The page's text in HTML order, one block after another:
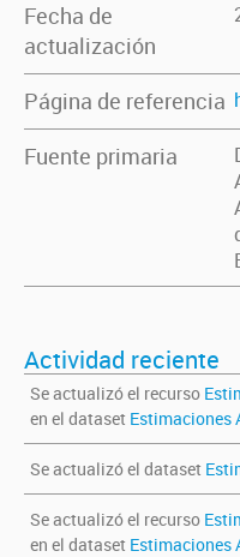
Fecha de
actualización
Página de referencia
Fuente primaria
Actividad reciente
Se actualizó el recurso
en el dataset Estimaciones
Se actualizó el dataset
Se actualizó el recurso
en el dataset Estimaciones